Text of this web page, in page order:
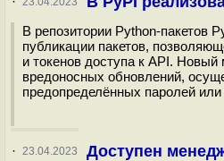
В репозитории Python-пакетов
публикации пакетов,
и токенов доступа к API.
вредоносных обновлений,
предопределённых паролей или
· 23.04.2023 Доступен